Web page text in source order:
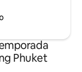
Phuket